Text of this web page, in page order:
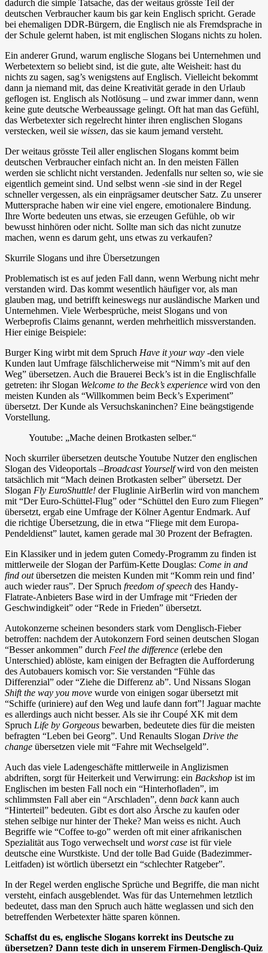
dadurch die simple Tatsache, das der weitaus grösste Teil der
deutschen Verbraucher kaum bis gar kein Englisch spricht. Gerade
bei ehemaligen DDR-Bürgern, die Englisch nie als Fremdsprache in
der Schule gelernt haben, ist mit englischen Slogans nichts zu holen.
Ein anderer Grund, warum englische Slogans bei Unternehmen und
Werbetextern so beliebt sind, ist die gute, alte Weisheit: hast du
nichts zu sagen, sag’s wenigstens auf Englisch. Vielleicht bekommt
dann ja niemand mit, das deine Kreativität gerade in den Urlaub
geflogen ist. Englisch als Notlösung – und zwar immer dann, wenn
keine gute deutsche Werbeaussage gelingt. Oft hat man das Gefühl,
das Werbetexter sich regelrecht hinter ihren englischen Slogans
verstecken, weil sie wissen, das sie kaum jemand versteht.
Der weitaus grösste Teil aller englischen Slogans kommt beim
deutschen Verbraucher einfach nicht an. In den meisten Fällen
werden sie schlicht nicht verstanden. Jedenfalls nur selten so, wie sie
eigentlich gemeint sind. Und selbst wenn -sie sind in der Regel
schneller vergessen, als ein einprägsamer deutscher Satz. Zu unserer
Muttersprache haben wir eine viel engere, emotionalere Bindung.
Ihre Worte bedeuten uns etwas, sie erzeugen Gefühle, ob wir
bewusst hinhören oder nicht. Sollte man sich das nicht zunutze
machen, wenn es darum geht, uns etwas zu verkaufen?
Skurrile Slogans und ihre Übersetzungen
Problematisch ist es auf jeden Fall dann, wenn Werbung nicht mehr
verstanden wird. Das kommt wesentlich häufiger vor, als man
glauben mag, und betrifft keineswegs nur ausländische Marken und
Unternehmen. Viele Werbesprüche, meist Slogans und von
Werbeprofis Claims genannt, werden mehrheitlich missverstanden.
Hier einige Beispiele:
Burger King wirbt mit dem Spruch Have it your way -den viele
Kunden laut Umfrage fälschlicherweise mit “Nimm’s mit auf den
Weg” übersetzen. Auch die Brauerei Beck’s ist in die Englischfalle
getreten: ihr Slogan Welcome to the Beck’s experience wird von den
meisten Kunden als “Willkommen beim Beck’s Experiment”
übersetzt. Der Kunde als Versuchskaninchen? Eine beängstigende
Vorstellung.
Youtube: „Mache deinen Brotkasten selber.“
Noch skurriler übersetzen deutsche Youtube Nutzer den englischen
Slogan des Videoportals –Broadcast Yourselfwird von den meisten
tatsächlich mit “Mach deinen Brotkasten selber” übersetzt. Der
Slogan Fly EuroShuttle! der Fluglinie AirBerlin wird von manchem
mit “Der Euro-Schüttel-Flug” oder “Schüttel den Euro zum Fliegen”
übersetzt, ergab eine Umfrage der Kölner Agentur Endmark. Auf
die richtige Übersetzung, die in etwa “Fliege mit dem Europa-
Pendeldienst” lautet, kamen gerade mal 30 Prozent der Befragten.
Ein Klassiker und in jedem guten Comedy-Programm zu finden ist
mittlerweile der Slogan der Parfüm-Kette Douglas: Come in and
find outübersetzen die meisten Kunden mit “Komm rein und find’
auch wieder raus”. Der Spruch freedom of speech des Handy-
Flatrate-Anbieters Base wird in der Umfrage mit “Frieden der
Geschwindigkeit” oder “Rede in Frieden” übersetzt.
Autokonzerne scheinen besonders stark vom Denglisch-Fieber
betroffen: nachdem der Autokonzern Ford seinen deutschen Slogan
“Besser ankommen” durch Feel the difference (erlebe den
Unterschied) ablöste, kam einigen der Befragten die Aufforderung
des Autobauers komisch vor: Sie verstanden “Fühle das
Differenzial” oder “Ziehe die Differenz ab”. Und Nissans Slogan
Shift the way you move wurde von einigen sogar übersetzt mit
“Schiffe (uriniere) auf den Weg und laufe dann fort”! Jaguar machte
es allerdings auch nicht besser. Als sie ihr Coupé XK mit dem
Spruch Life by Gorgeous bewarben, bedeutete dies für die meisten
befragten “Leben bei Georg”. Und Renaults Slogan Drive the
change übersetzen viele mit “Fahre mit Wechselgeld”.
Auch das viele Ladengeschäfte mittlerweile in Anglizismen
abdriften, sorgt für Heiterkeit und Verwirrung: ein Backshop ist im
Englischen im besten Fall noch ein “Hinterhofladen”, im
schlimmsten Fall aber ein “Arschladen”, denn backkann auch
“Hinterteil” bedeuten. Gibt es dort also Ärsche zu kaufen oder
stehen selbige nur hinter der Theke? Man weiss es nicht. Auch
Begriffe wie “Coffee to-go” werden oft mit einer afrikanischen
Spezialität aus Togo verwechselt und worst case ist für viele
deutsche eine Wurstkiste. Und der tolle Bad Guide (Badezimmer-
Leitfaden) ist wörtlich übersetzt ein “schlechter Ratgeber”.
In der Regel werden englische Sprüche und Begriffe, die man nicht
versteht, einfach ausgeblendet. Was für das Unternehmen letztlich
bedeutet, dass man den Spruch auch hätte weglassen und sich den
betreffenden Werbetexter hätte sparen können.
Schaffst du es, englische Slogans korrekt ins Deutsche zu
übersetzen? Dann teste dich in unserem Firmen-Denglisch-Quiz